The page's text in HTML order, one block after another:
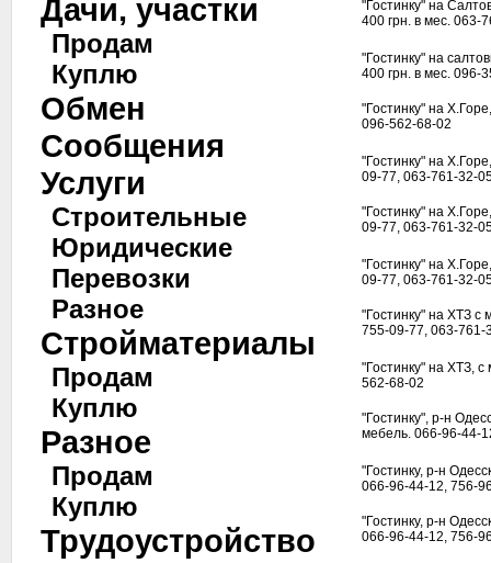
Дачи, участки
Продам
Куплю
Обмен
Сообщения
Услуги
Строительные
Юридические
Перевозки
Разное
Стройматериалы
Продам
Куплю
Разное
Продам
Куплю
Трудоустройство
"Гостинку" на
400 грн. в мес. 063-
"Гостинку" на
400 грн. в мес. 096-
"Гостинку" на
096-562-68-02
"Гостинку" на
09-77, 063-761-32-
"Гостинку" на
09-77, 063-761-32-
"Гостинку" на
09-77, 063-761-32-
"Гостинку" на ХТЗ с
755-09-77, 063-761-
"Гостинку" на ХТЗ,
562-68-02
"Гостинку", р-н
мебель. 066-96-44-
"Гостинку, р-н
066-96-44-12, 756-
"Гостинку, р-н
066-96-44-12, 756-